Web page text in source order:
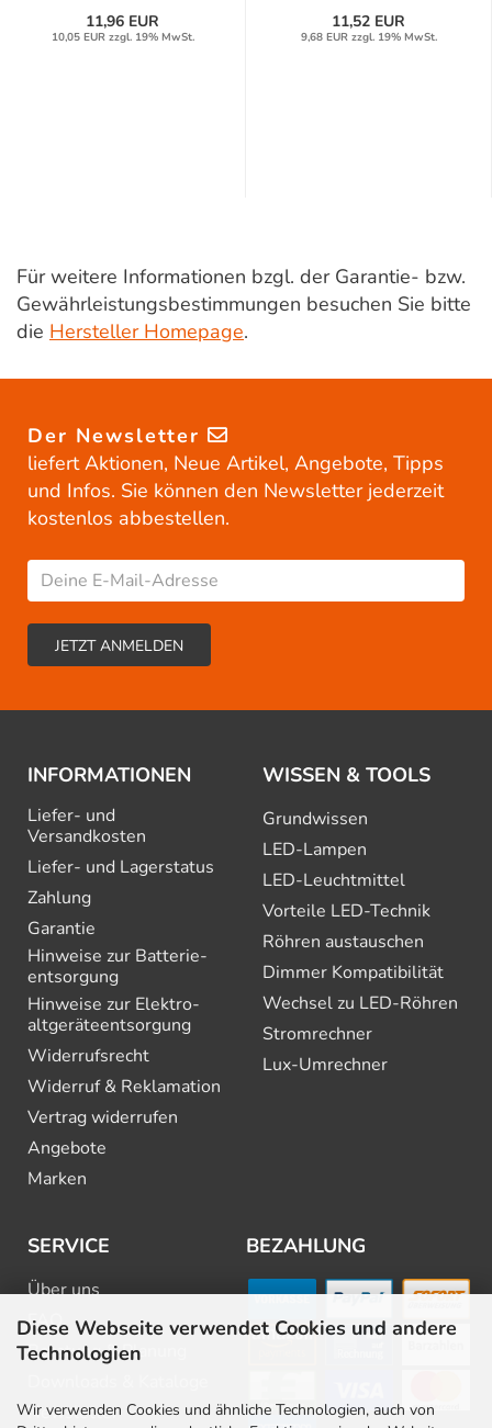
Diese Webseite verwendet Cookies und andere
Technologien
Wir verwenden Cookies und ähnliche Technologien, auch von
11,96 EUR
10,05 EUR zzgl. 19% MwSt.
11,52 EUR
9,68 EUR zzgl. 19% MwSt.
Für weitere Informationen bzgl. der Garantie- bzw.
Gewährleistungsbestimmungen besuchen Sie bitte
die Hersteller Homepage.
Der Newsletter
liefert Aktionen, Neue Artikel, Angebote, Tipps
und Infos. Sie können den Newsletter jederzeit
kostenlos abbestellen.
INFORMATIONEN
Liefer- und
Versandkosten
Liefer- und Lagerstatus
Zahlung
Garantie
Hinweise zur Batterie­
entsorgung
Hinweise zur Elektro­
altgeräte­entsorgung
Widerrufsrecht
Widerruf & Reklamation
Vertrag widerrufen
Angebote
Marken
WISSEN & TOOLS
Grundwissen
LED-Lampen
LED-Leuchtmittel
Vorteile LED-Technik
Röhren austauschen
Dimmer Kompatibilität
Wechsel zu LED-Röhren
Stromrechner
Lux-Umrechner
SERVICE
Über uns
FAQ
Beratung & Planung
Newsletter
BEZAHLUNG